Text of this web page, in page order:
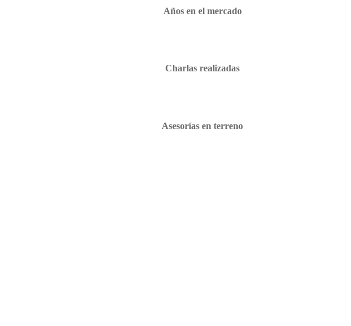
Años en el mercado
Charlas realizadas
Asesorías en terreno